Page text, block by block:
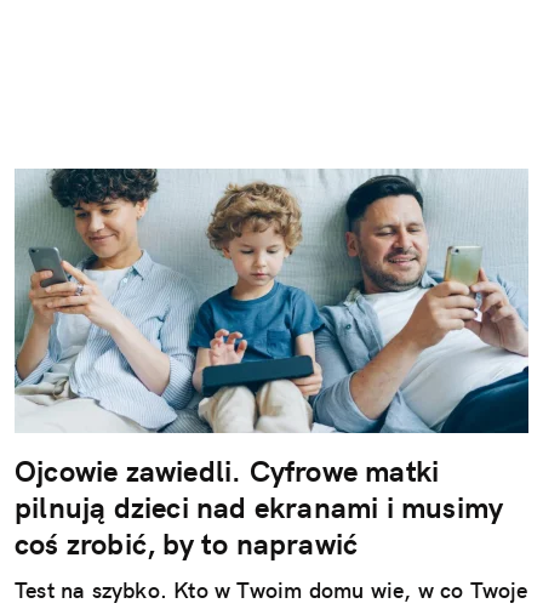
Ojcowie zawiedli. Cyfrowe matki
pilnują dzieci nad ekranami i musimy
coś zrobić, by to naprawić
Test na szybko. Kto w Twoim domu wie, w co Twoje